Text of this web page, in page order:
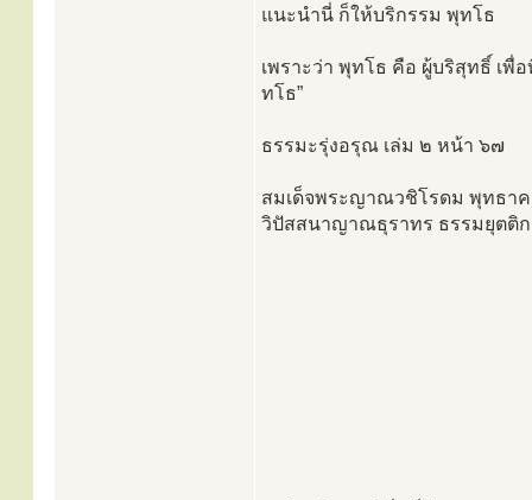
แนะนำนี่ ก็ให้บริกรรม พุทโธ
เพราะว่า พุทโธ คือ ผู้บริสุทธิ์ เพื่
ทโธ”
ธรรมะรุ่งอรุณ เล่ม ๒ หน้า ๖๗
สมเด็จพระญาณวชิโรดม พุทธา
วิปัสสนาญาณธุราทร ธรรมยุตติ